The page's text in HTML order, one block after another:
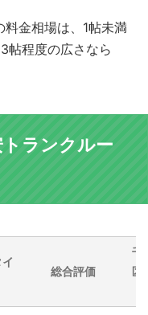
金相場は、1帖未満
帖程度の広さなら
ランクルー
総合評価
千
区